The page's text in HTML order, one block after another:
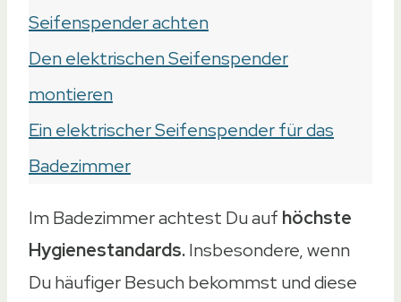
Seifenspender achten
Den elektrischen Seifenspender
montieren
Ein elektrischer Seifenspender für das
Badezimmer
Im Badezimmer achtest Du auf höchste
Hygienestandards.Insbesondere, wenn
Du häufiger Besuch bekommst und diese